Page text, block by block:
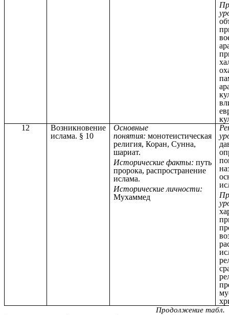
12
Возникновение
ислама. § 10
Основные
понятия: монотеистическая
религия, Коран, Сунна,
шариат.
Исторические факты: путь
пророка, распространение
ислама.
Исторические личности:
Мухаммед
Продолжение табл.